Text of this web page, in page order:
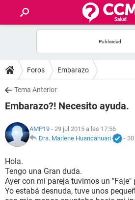
FOROS
SALUD
NUTRICIÓN
BIENESTAR
SEXUALIDAD
Foros Embarazo
Tema Anterior
Embarazo?! Necesito ayuda.
AMP19 - 29 jul 2015 a las 17:56
Dra. Marlene Huancahuari
-
Hola.
Tengo una Gran duda.
Ayer con mi pareja tuvimos un "Faje"
Yo estabá desnuda, tuve unos